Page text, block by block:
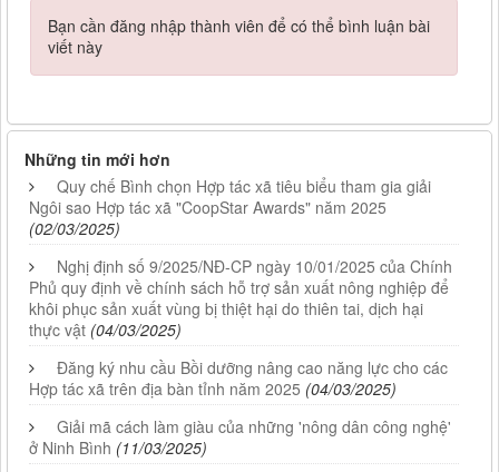
Bạn cần đăng nhập thành viên để có thể bình luận bài
viết này
Những tin mới hơn
Quy chế Bình chọn Hợp tác xã tiêu biểu tham gia giải
Ngôi sao Hợp tác xã "CoopStar Awards" năm 2025
(02/03/2025)
Nghị định số 9/2025/NĐ-CP ngày 10/01/2025 của Chính
Phủ quy định về chính sách hỗ trợ sản xuất nông nghiệp để
khôi phục sản xuất vùng bị thiệt hại do thiên tai, dịch hại
thực vật (04/03/2025)
Đăng ký nhu cầu Bồi dưỡng nâng cao năng lực cho các
Hợp tác xã trên địa bàn tỉnh năm 2025 (04/03/2025)
Giải mã cách làm giàu của những 'nông dân công nghệ'
ở Ninh Bình (11/03/2025)